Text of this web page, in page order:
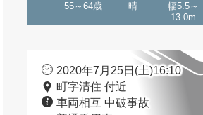
55～64歳 晴
幅5.5～
13.0m
2020年7月25日(土)16:10
町字清住 付近
車両相互 中破事故